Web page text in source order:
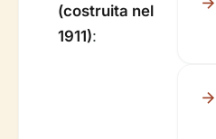
(costruita nel
1911):